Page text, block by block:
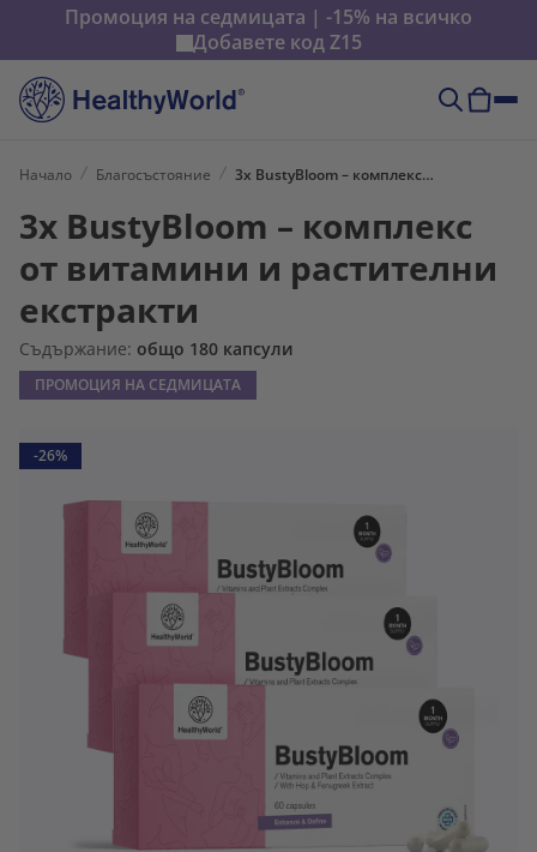
Промоция на седмицата | -15% на всичко
Добавете кодZ15
Начало Благосъстояние 3x BustyBloom – комплекс от витамини и растителни екстракти
3x BustyBloom – комплекс
от витамини и растителни
екстракти
Съдържание: общо 180 капсули
ПРОМОЦИЯ НА СЕДМИЦАТА
-26%